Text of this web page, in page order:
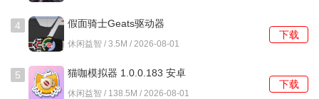
4
假面骑士Geats驱动器
1.0.0 安卓版
休闲益智 / 3.5M / 2026-08-01
下载
5
猫咖模拟器 1.0.0.183 安卓
版
休闲益智 / 138.5M / 2026-08-01
下载